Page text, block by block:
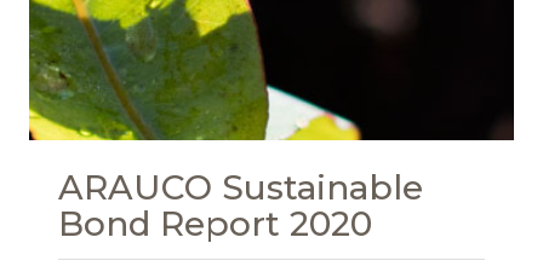
ARAUCO Sustainable
Bond Report 2020